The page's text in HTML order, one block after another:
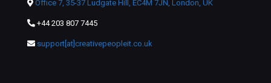
Office 7, 35-37 Ludgate Hill, EC4M 7JN, London, UK
+44 203 807 7445
support[at]creativepeopleit.co.uk